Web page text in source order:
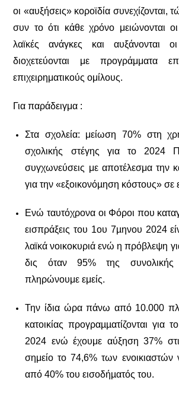
οι «αυξήσεις» κοροϊδία συνεχίζονται,
συν το ότι κάθε χρόνο μειώνονται
λαϊκές ανάγκες και αυξάνονται
διοχετεύονται με προγράμματα
επιχειρηματικούς ομίλους.
Για παράδειγμα :
Στα σχολεία: μείωση 70% στη
σχολικής στέγης για το
συγχωνεύσεις με αποτέλεσμα την
για την «εξοικονόµηση κόστους» σε
Ενώ ταυτόχρονα οι Φόροι που
εισπράξεις του 1ου 7µηνου 2024
λαϊκά νοικοκυριά ενώ η πρόβλεψη
δις όταν 95% της συνολικής
πληρώνουμε εμείς.
Την ίδια ώρα πάνω από 10.000
κατοικίας προγραµµατίζονται για
2024 ενώ έχουμε αύξηση 37%
σημείο το 74,6% των
από 40% του εισοδήµατός του.